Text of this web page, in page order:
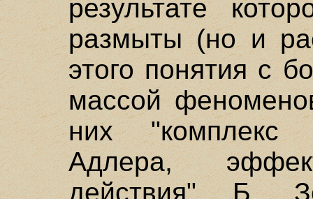
результате
размыты (но и
этого понятия с
массой
них "комплекс
Адлера,
действия" Б.